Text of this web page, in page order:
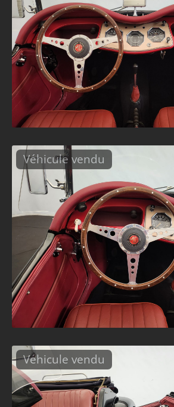
Véhicule vendu
Véhicule vendu